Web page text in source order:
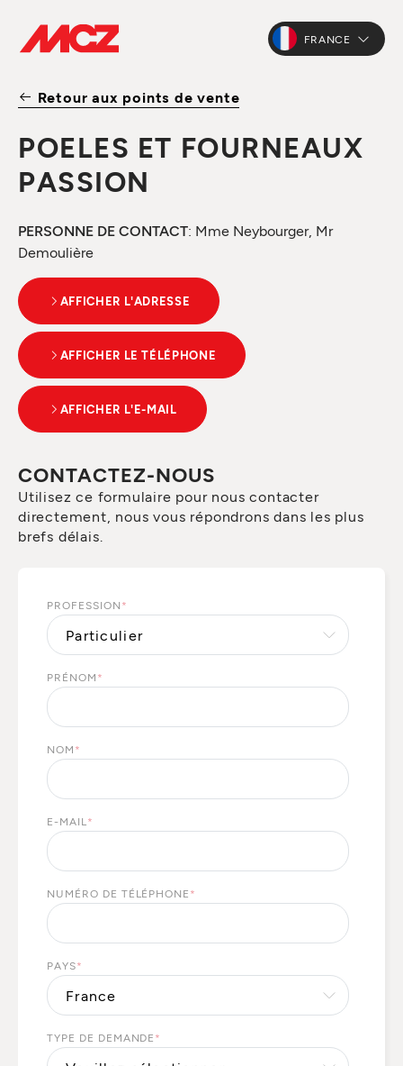
FRANCE
Retour aux points de vente
POELES ET FOURNEAUX
PASSION
PERSONNE DE CONTACT: Mme Neybourger, Mr
Demoulière
AFFICHER L'ADRESSE
AFFICHER LE TÉLÉPHONE
AFFICHER L'E-MAIL
CONTACTEZ-NOUS
Utilisez ce formulaire pour nous contacter
directement, nous vous répondrons dans les plus
brefs délais.
PROFESSION *
PRÉNOM *
NOM *
E-MAIL *
NUMÉRO DE TÉLÉPHONE *
PAYS*
TYPE DE DEMANDE *